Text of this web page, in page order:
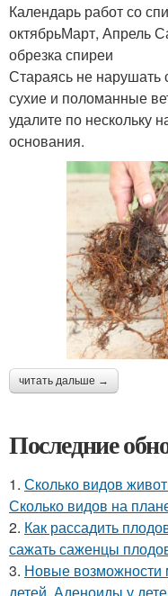
Календарь работ со
октябрьМарт, Апрель
обрезка спиреи
Стараясь не нарушать
сухие и поломанные
удалите по нескольку
основания.
читать дальше →
Последние
1. Сколько видов
Сколько видов на
2. Как рассадить
сажать саженцы
3. Новые возможности
детей. Аденоиды у